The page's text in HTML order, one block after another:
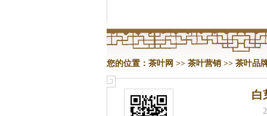
您的位置： 茶叶网 >> 茶叶营销>> 茶叶品
白